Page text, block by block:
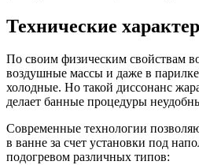
Технические
По своим физическим свойствам
воздушные массы и даже в
холодные. Но такой диссонанс
делает банные процедуры
Современные технологии
в ванне за счет установки под
подогревом различных типов: